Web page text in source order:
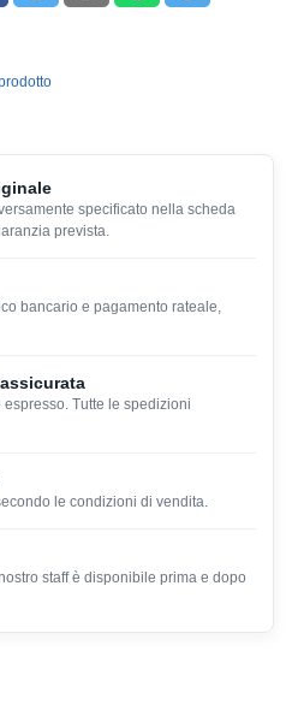
specificato nella scheda
prevista.
bancario e pagamento rateale,
Tutte le spedizioni
le condizioni di vendita.
staff è disponibile prima e dopo